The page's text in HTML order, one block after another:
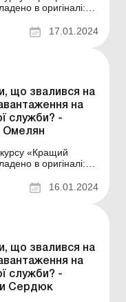
в оригіналі:
чи економічних
з ніг на
17.01.2024
що звалився на
на
служби? -
Омелян
«Кращий
в оригіналі:
Це часто
навантаження для
16.01.2024
що звалився на
на
служби? -
Сердюк